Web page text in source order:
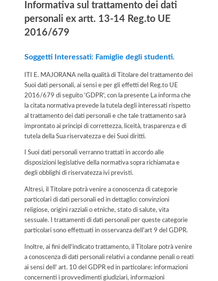
Informativa sul trattamento dei dati
personali ex artt. 13-14 Reg.to UE
2016/679
Soggetti Interessati: Famiglie degli studenti.
ITI E. MAJORANA nella qualità di Titolare del trattamento dei
Suoi dati personali, ai sensi e per gli effetti del Reg.to UE
2016/679 di seguito 'GDPR', con la presente La informa che
la citata normativa prevede la tutela degli interessati rispetto
al trattamento dei dati personali e che tale trattamento sarà
improntato ai principi di correttezza, liceità, trasparenza e di
tutela della Sua riservatezza e dei Suoi diritti.
I Suoi dati personali verranno trattati in accordo alle
disposizioni legislative della normativa sopra richiamata e
degli obblighi di riservatezza ivi previsti.
Altresì, il Titolare potrà venire a conoscenza di categorie
particolari di dati personali ed in dettaglio: convinzioni
religiose, origini razziali o etniche, stato di salute, vita
sessuale. I trattamenti di dati personali per queste categorie
particolari sono effettuati in osservanza dell'art 9 del GDPR.
Inoltre, ai fini dell'indicato trattamento, il Titolare potrà venire
a conoscenza di dati personali relativi a condanne penali o reati
ai sensi dell' art. 10 del GDPR ed in particolare: informazioni
concernenti i provvedimenti giudiziari, informazioni